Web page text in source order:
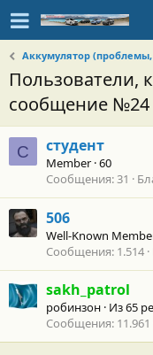
Аккумулятор
Пользователи,
сообщение №24
С студент
Member ·60
Сообщения 31
506
Well-Known
Сообщения 1.514
sakh_patrol
робинзон · Из65
Сообщения 11.961